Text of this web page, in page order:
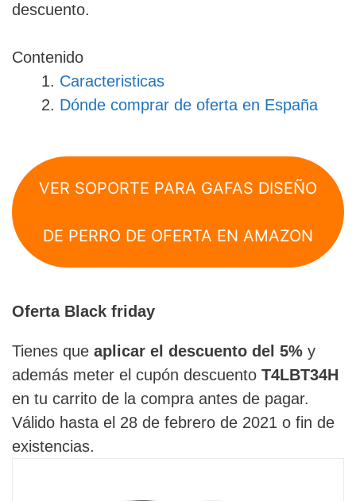
descuento.
Contenido
Caracteristicas
Dónde comprar de oferta en España
VER SOPORTE PARA GAFAS DISEÑO
DE PERRO DE OFERTA EN AMAZON
Oferta Black friday
Tienes que aplicar el descuento del 5% y
además meter el cupón descuento T4LBT34H
en tu carrito de la compra antes de pagar.
Válido hasta el 28 de febrero de 2021 o fin de
existencias.